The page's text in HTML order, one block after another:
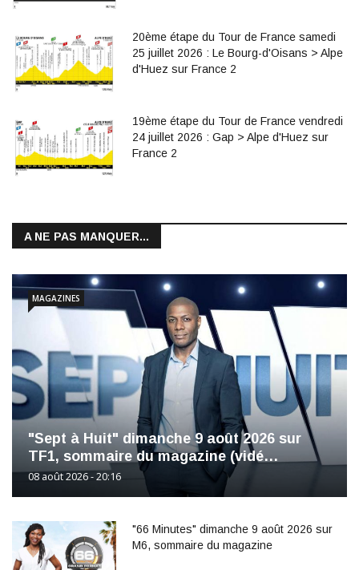
20ème étape du Tour de France samedi
25 juillet 2026 : Le Bourg-d'Oisans > Alpe
d'Huez sur France 2
19ème étape du Tour de France vendredi
24 juillet 2026 : Gap > Alpe d'Huez sur
France 2
A NE PAS MANQUER...
"Sept à Huit" dimanche 9 août 2026 sur
TF1, sommaire du magazine (vidé…
08 août 2026 - 20:16
MAGAZINES
"66 Minutes" dimanche 9 août 2026 sur
M6, sommaire du magazine